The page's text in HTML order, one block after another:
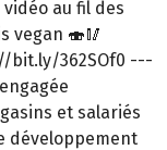
au fil des
vegan 🍣🥢
bit.ly/362SOf0 ---
et salariés
développement